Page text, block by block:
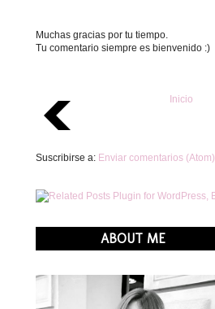
Muchas gracias por tu tiempo.
Tu comentario siempre es bienvenido :)
Inicio
Suscribirse a: Enviar comentarios (Atom)
ABOUT ME